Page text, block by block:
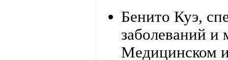
Бенито Куэ,
заболеваний и
Медицинском